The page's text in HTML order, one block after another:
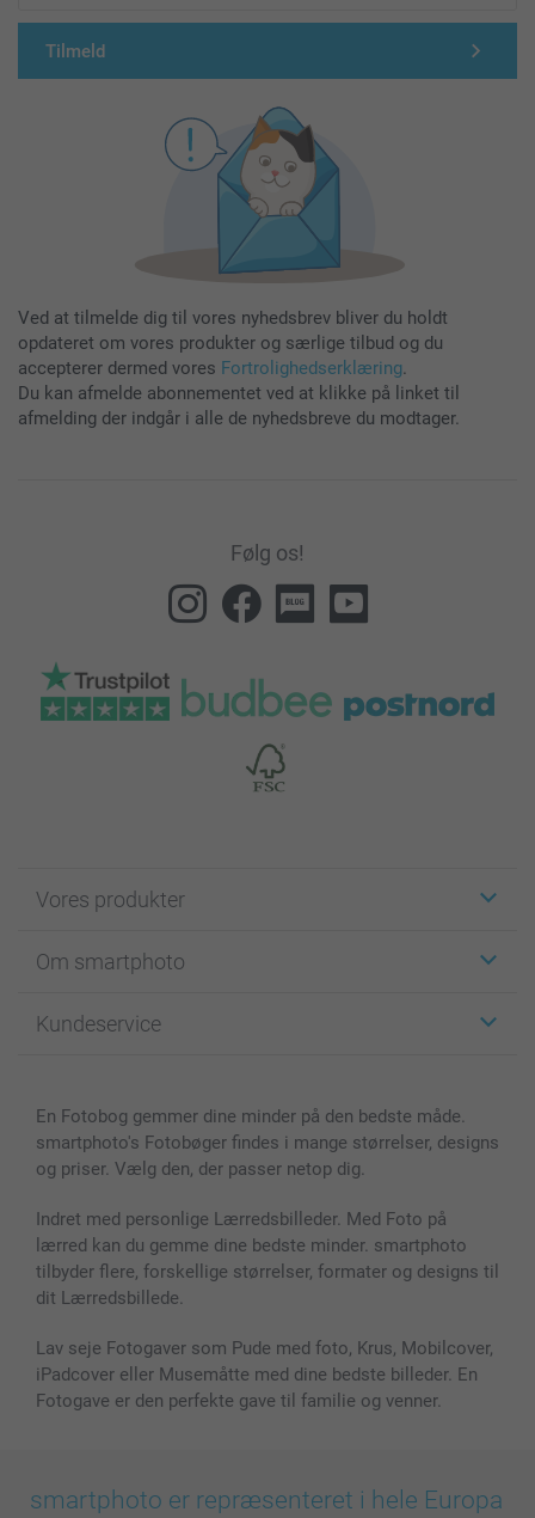
Tilmeld
Ved at tilmelde dig til vores nyhedsbrev bliver du holdt
opdateret om vores produkter og særlige tilbud og du
accepterer dermed vores Fortrolighedserklæring.
Du kan afmelde abonnementet ved at klikke på linket til
afmelding der indgår i alle de nyhedsbreve du modtager.
Følg os!
Vores produkter
Fotokort
Fotobøger
Cover til mobil & tablet
MyNameBook
Fotorammer & Tilbehør
Alle fotoprodukter
Om smartphoto
For affiliate
Sitemap
Betingelser og garantier
Kundeservice
smartbonus
Priser & betaling
En Fotobog gemmer dine minder på den bedste måde.
smartphoto's Fotobøger findes i mange størrelser, designs
og priser. Vælg den, der passer netop dig.
Indret med personlige Lærredsbilleder. Med Foto på
lærred kan du gemme dine bedste minder. smartphoto
tilbyder flere, forskellige størrelser, formater og designs til
dit Lærredsbillede.
Lav seje Fotogaver som Pude med foto, Krus, Mobilcover,
iPadcover eller Musemåtte med dine bedste billeder. En
Fotogave er den perfekte gave til familie og venner.
smartphoto er repræsenteret i hele Europa